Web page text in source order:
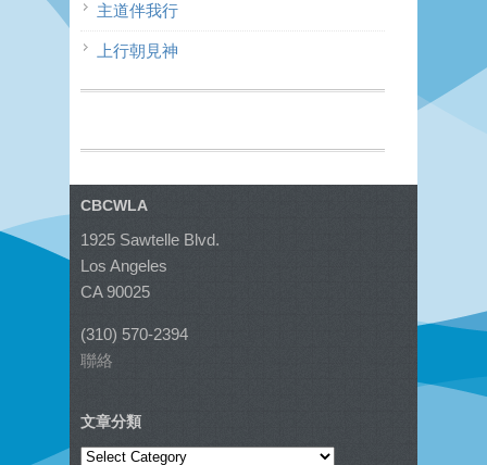
主道伴我行
上行朝見神
CBCWLA
1925 Sawtelle Blvd.
Los Angeles
CA 90025
(310) 570-2394
聯絡
文章分類
文